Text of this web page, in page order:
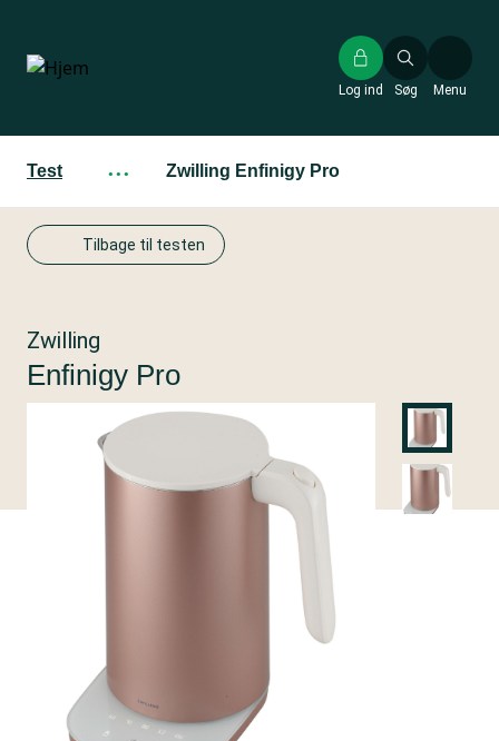
hovedindhold
Søg
Log ind Menu
Test ··· Zwilling Enfinigy Pro
Tilbage til testen
Zwilling
Enfinigy Pro